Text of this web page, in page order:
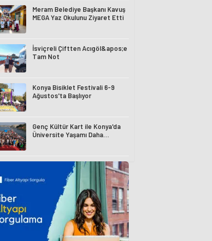
Meram Belediye Başkanı Kavuş
MEGA Yaz Okulunu Ziyaret Etti
İsviçreli Çiftten Acıgöl&apos;e
Tam Not
Konya Bisiklet Festivali 6-9
Ağustos'ta Başlıyor
Genç Kültür Kart ile Konya'da
Üniversite Yaşamı Daha